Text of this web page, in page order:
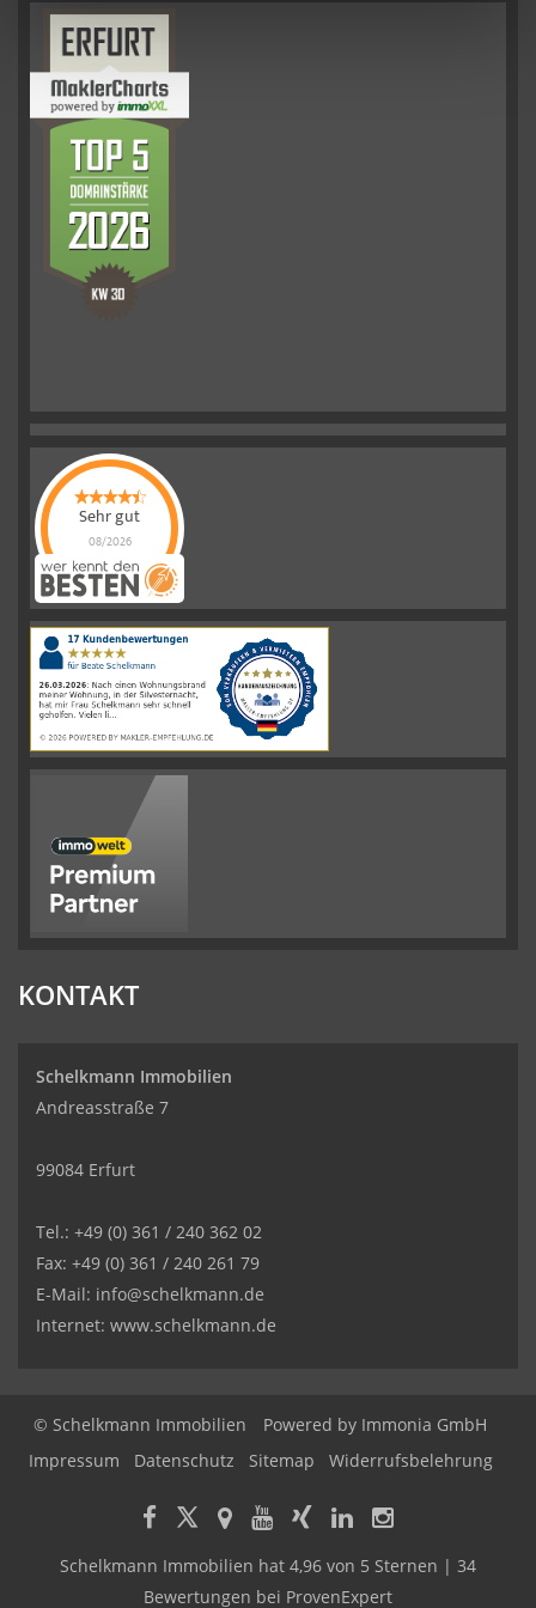
Sehr gut
08/2026
Schelkmann
Immobilienhat
|110Schelkmann
ImmobilienBewertungen
auf
werkenntdenBESTEN.de
KONTAKT
Schelkmann Immobilien
Andreasstraße 7
99084 Erfurt
Tel.: +49 (0) 361 / 240 362 02
Fax: +49 (0) 361 / 240 261 79
E-Mail: info@schelkmann.de
Internet: www.schelkmann.de
© Schelkmann Immobilien Powered by Immonia GmbH
Impressum
Datenschutz Sitemap Widerrufsbelehrung
Schelkmann Immobilien hat 4,96 von 5 Sternen | 34
Bewertungen bei ProvenExpert